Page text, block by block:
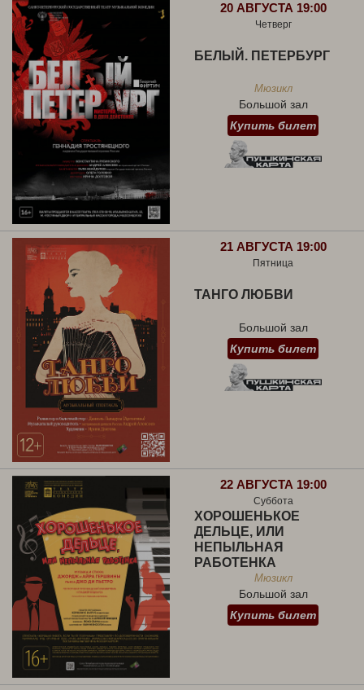
20 АВГУСТА 19:00
Четверг
БЕЛЫЙ. ПЕТЕРБУРГ
Мюзикл
Большой зал
Купить билет
21 АВГУСТА 19:00
Пятница
ТАНГО ЛЮБВИ
Большой зал
Купить билет
22 АВГУСТА 19:00
Суббота
ХОРОШЕНЬКОЕ
ДЕЛЬЦЕ, ИЛИ
НЕПЫЛЬНАЯ
РАБОТЕНКА
Мюзикл
Большой зал
Купить билет